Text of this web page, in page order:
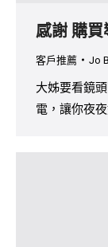
感謝 購買
客戶推薦 Jo
大姊要看鏡
電，讓你夜